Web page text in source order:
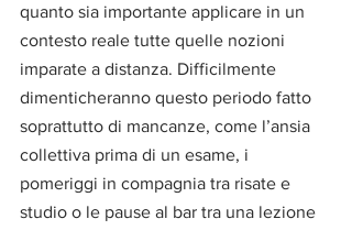
quanto sia importante applicare in un
contesto reale tutte quelle nozioni
imparate a distanza. Difficilmente
dimenticheranno questo periodo fatto
soprattutto di mancanze, come l’ansia
collettiva prima di un esame, i
pomeriggi in compagnia tra risate e
studio o le pause al bar tra una lezione